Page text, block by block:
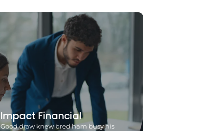
Impact Financial
Good draw knew bred ham busy his